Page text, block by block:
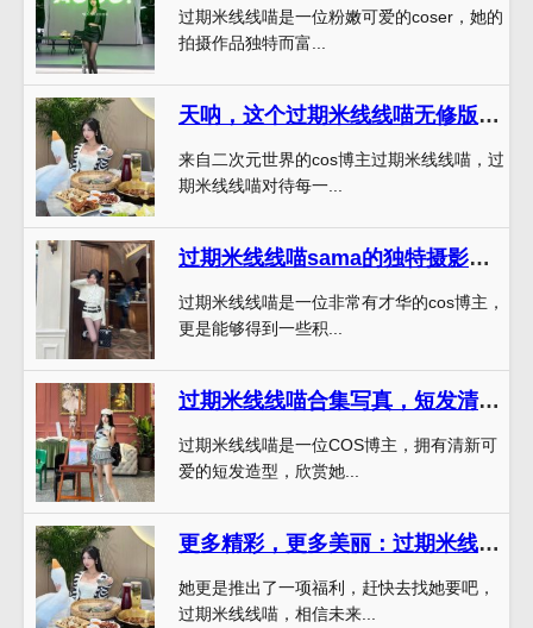
过期米线线喵是一位粉嫩可爱的coser，她的
拍摄作品独特而富...
天呐，这个过期米线线喵无修版的cos作品太惊艳了！
来自二次元世界的cos博主过期米线线喵，过
期米线线喵对待每一...
过期米线线喵sama的独特摄影作品
过期米线线喵是一位非常有才华的cos博主，
更是能够得到一些积...
过期米线线喵合集写真，短发清新cos美图一览无余
过期米线线喵是一位COS博主，拥有清新可
爱的短发造型，欣赏她...
更多精彩，更多美丽：过期米线线喵无删减免费原图定制
她更是推出了一项福利，赶快去找她要吧，
过期米线线喵，相信未来...